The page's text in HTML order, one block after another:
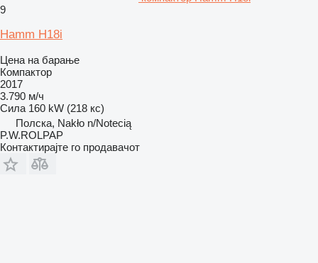
9
Hamm H18i
Цена на барање
Компактор
2017
3.790 м/ч
Сила 160 kW (218 кс)
Полска, Nakło n/Notecią
P.W.ROLPAP
Контактирајте го продавачот